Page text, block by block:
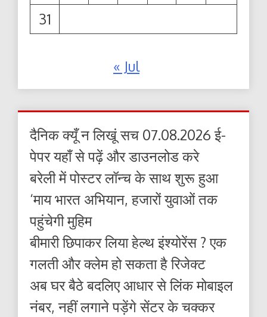
31
« Jul
दैनिक क्यूँ न लिखूं सच 07.08.2026 ई-
पेपर यहाँ से पढ़ें और डाउनलोड करे
बरेली में पोस्टर लॉन्च के साथ शुरू हुआ
‘माय भारत अभियान, हजारों युवाओं तक
पहुंचेगी मुहिम
बीमारी छिपाकर लिया हेल्थ इंश्योरेंस ? एक
गलती और क्लेम हो सकता है रिजेक्ट
अब घर बैठे बदलिए आधार से लिंक मोबाइल
नंबर, नहीं लगाने पड़ेंगे सेंटर के चक्कर